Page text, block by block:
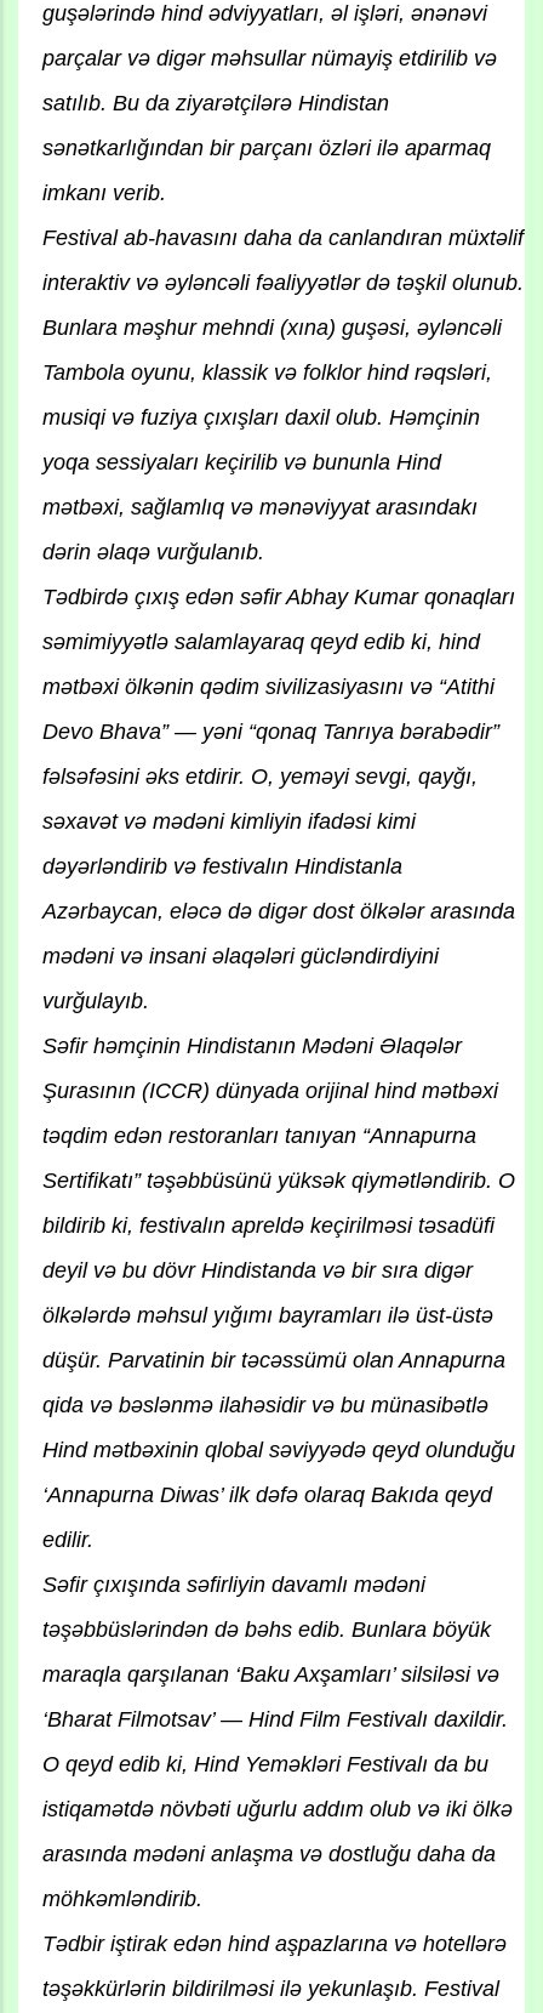
guşələrində hind ədviyyatları, əl işləri, ənənəvi
parçalar və digər məhsullar nümayiş etdirilib və
satılıb. Bu da ziyarətçilərə Hindistan
sənətkarlığından bir parçanı özləri ilə aparmaq
imkanı verib.
Festival ab-havasını daha da canlandıran müxtəlif
interaktiv və əyləncəli fəaliyyətlər də təşkil olunub.
Bunlara məşhur mehndi (xına) guşəsi, əyləncəli
Tambola oyunu, klassik və folklor hind rəqsləri,
musiqi və fuziya çıxışları daxil olub. Həmçinin
yoqa sessiyaları keçirilib və bununla Hind
mətbəxi, sağlamlıq və mənəviyyat arasındakı
dərin əlaqə vurğulanıb.
Tədbirdə çıxış edən səfir Abhay Kumar qonaqları
səmimiyyətlə salamlayaraq qeyd edib ki, hind
mətbəxi ölkənin qədim sivilizasiyasını və “Atithi
Devo Bhava” — yəni “qonaq Tanrıya bərabədir”
fəlsəfəsini əks etdirir. O, yeməyi sevgi, qayğı,
səxavət və mədəni kimliyin ifadəsi kimi
dəyərləndirib və festivalın Hindistanla
Azərbaycan, eləcə də digər dost ölkələr arasında
mədəni və insani əlaqələri gücləndirdiyini
vurğulayıb.
Səfir həmçinin Hindistanın Mədəni Əlaqələr
Şurasının (ICCR) dünyada orijinal hind mətbəxi
təqdim edən restoranları tanıyan “Annapurna
Sertifikatı” təşəbbüsünü yüksək qiymətləndirib. O
bildirib ki, festivalın apreldə keçirilməsi təsadüfi
deyil və bu dövr Hindistanda və bir sıra digər
ölkələrdə məhsul yığımı bayramları ilə üst-üstə
düşür. Parvatinin bir təcəssümü olan Annapurna
qida və bəslənmə ilahəsidir və bu münasibətlə
Hind mətbəxinin qlobal səviyyədə qeyd olunduğu
‘Annapurna Diwas’ ilk dəfə olaraq Bakıda qeyd
edilir.
Səfir çıxışında səfirliyin davamlı mədəni
təşəbbüslərindən də bəhs edib. Bunlara böyük
maraqla qarşılanan ‘Baku Axşamları’ silsiləsi və
‘Bharat Filmotsav’ — Hind Film Festivalı daxildir.
O qeyd edib ki, Hind Yeməkləri Festivalı da bu
istiqamətdə növbəti uğurlu addım olub və iki ölkə
arasında mədəni anlaşma və dostluğu daha da
möhkəmləndirib.
Tədbir iştirak edən hind aşpazlarına və hotellərə
təşəkkürlərin bildirilməsi ilə yekunlaşıb. Festival